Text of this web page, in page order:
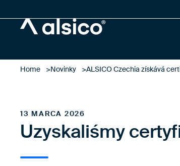
Home Novinky ALSICO Czechia získává
13 MARCA 2026
Uzyskaliśmy